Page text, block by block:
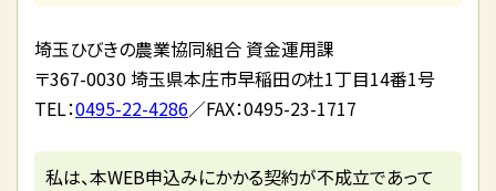
埼玉ひびきの農業協同組合 資金運用課
〒367-0030 埼玉県本庄市早稲田の杜1丁目14番1号
TEL：0495-22-4286／FAX：0495-23-1717
私は、本WEB申込みにかかる契約が不成立であって